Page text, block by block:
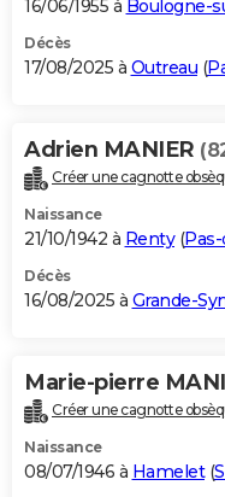
16/06/1955 à Boulogne-
Décès
17/08/2025 à Outreau (
Adrien MANIER
Créer une cagnotte
Naissance
21/10/1942 à Renty(Pas-
Décès
16/08/2025 à Grande-
Marie-pierre
Créer une cagnotte
Naissance
08/07/1946 à Hamelet(